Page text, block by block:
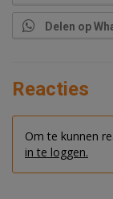
Delen op
Reacties
Om te kunnen
in te loggen.